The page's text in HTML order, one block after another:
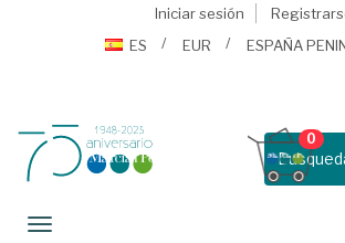
Iniciar sesión
ES
EUR ESPAÑA
0
Toggle navigation